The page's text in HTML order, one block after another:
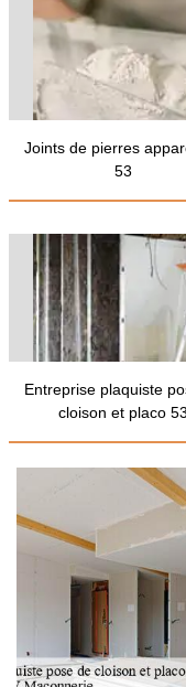
Joints de pierres
53
Entreprise plaquiste
cloison et placo 53